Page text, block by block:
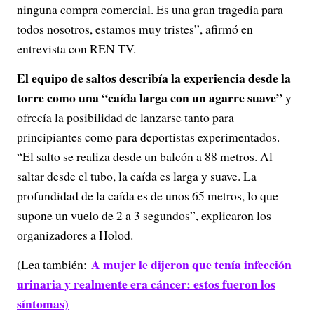
ninguna compra comercial. Es una gran tragedia para
todos nosotros, estamos muy tristes”, afirmó en
entrevista con REN TV.
El equipo de saltos describía la experiencia desde la
torre como una “caída larga con un agarre suave”y
ofrecía la posibilidad de lanzarse tanto para
principiantes como para deportistas experimentados.
“El salto se realiza desde un balcón a 88 metros. Al
saltar desde el tubo, la caída es larga y suave. La
profundidad de la caída es de unos 65 metros, lo que
supone un vuelo de 2 a 3 segundos”, explicaron los
organizadores a Holod.
(Lea también: A mujer le dijeron que tenía infección
urinaria y realmente era cáncer: estos fueron los
síntomas)